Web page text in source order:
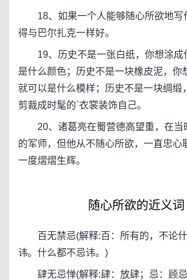
18、如果一个人能够随心所欲地写
得与巴尔扎克一样好。
19、历史不是一张白纸，你想涂成
是什么颜色；历史不是一块橡皮泥，你
就可以是什么模样；历史不是一块绸缎
剪裁成时髦的`衣裳装饰自己。
20、诸葛亮在蜀营德高望重，在当
的军师，但他从不随心所欲，一直忠心
一度熠熠生辉。
随心所欲的近义词
百无禁忌(解释:百：所有的，不论什
讳。什么都不忌讳。)
肆无忌惮(解释:肆：放肆；忌：顾忌